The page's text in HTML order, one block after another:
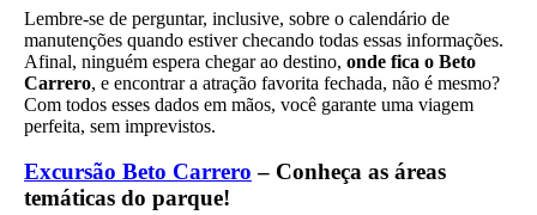
Lembre-se de perguntar, inclusive, sobre o calendário de
manutenções quando estiver checando todas essas informações.
Afinal, ninguém espera chegar ao destino, onde fica o Beto
Carrero, e encontrar a atração favorita fechada, não é mesmo?
Com todos esses dados em mãos, você garante uma viagem
perfeita, sem imprevistos.
Excursão Beto Carrero – Conheça as áreas
temáticas do parque!